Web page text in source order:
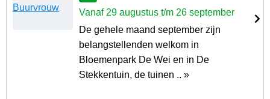
Vanaf 29 augustus t/m 26 september
De gehele maand september zijn
belangstellenden welkom in
Bloemenpark De Wei en in De
Stekkentuin, de tuinen .. »